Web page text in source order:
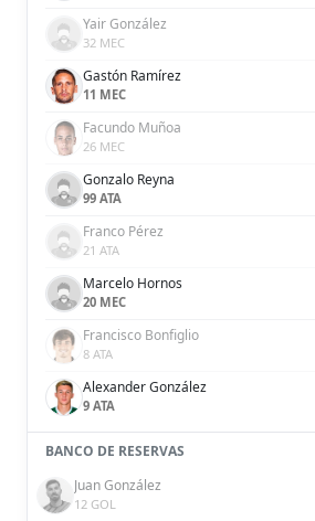
Yair González
32 MEC
Gastón Ramírez
11 MEC
Facundo Muñoa
26 MEC
Gonzalo Reyna
99 ATA
Franco Pérez
21 ATA
Marcelo Hornos
20 MEC
Francisco Bonfiglio
8 ATA
Alexander González
9 ATA
BANCO DE RESERVAS
Juan González
12 GOL